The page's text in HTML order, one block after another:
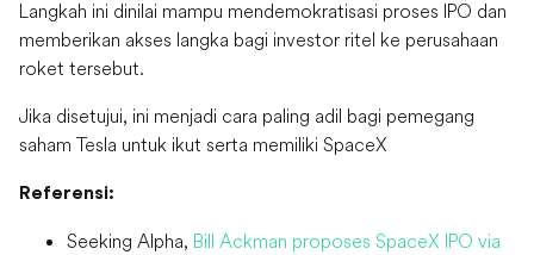
Langkah ini dinilai mampu mendemokratisasi proses IPO dan
memberikan akses langka bagi investor ritel ke perusahaan
roket tersebut.
Jika disetujui, ini menjadi cara paling adil bagi pemegang
saham Tesla untuk ikut serta memiliki SpaceX
Referensi:
Seeking Alpha, Bill Ackman proposes SpaceX IPO via